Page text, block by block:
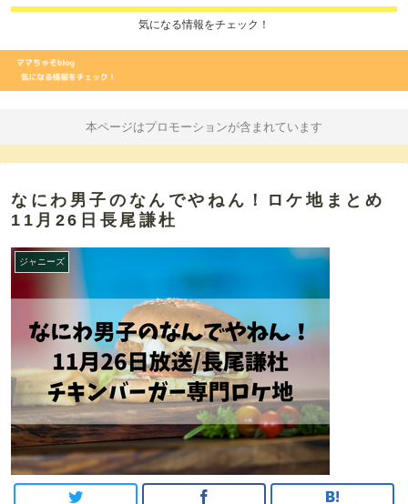
気になる情報をチェック！
本ページはプロモーションが含まれています
なにわ男子のなんでやねん！ロケ地まとめ
11月26日長尾謙杜
ジャニーズ